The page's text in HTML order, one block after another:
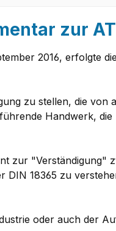
zur
2016, erfolgte
zu stellen, die
Handwerk,
zur
18365 zu
oder auch der